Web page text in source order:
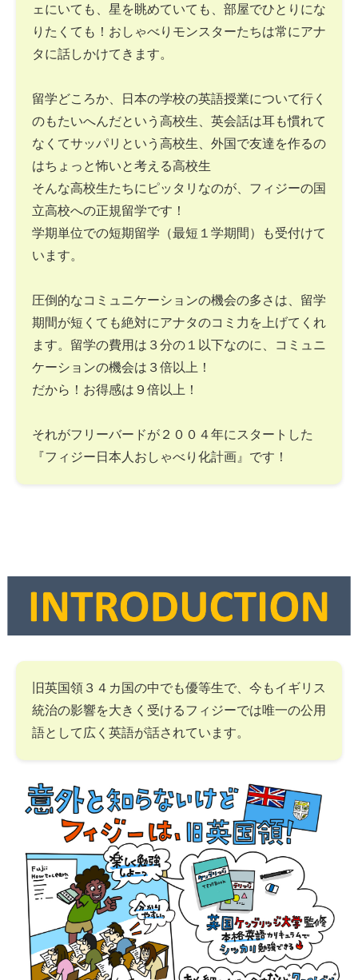
ェにいても、星を眺めていても、部屋でひとりにな
りたくても！おしゃべりモンスターたちは常にアナ
タに話しかけてきます。
留学どころか、日本の学校の英語授業について行く
のもたいへんだという高校生、英会話は耳も慣れて
なくてサッパリという高校生、外国で友達を作るの
はちょっと怖いと考える高校生
そんな高校生たちにピッタリなのが、フィジーの国
立高校への正規留学です！
学期単位での短期留学（最短１学期間）も受付けて
います。
圧倒的なコミュニケーションの機会の多さは、留学
期間が短くても絶対にアナタのコミ力を上げてくれ
ます。留学の費用は３分の１以下なのに、コミュニ
ケーションの機会は３倍以上！
だから！お得感は９倍以上！
それがフリーバードが２００４年にスタートした
『フィジー日本人おしゃべり化計画』です！
旧英国領３４カ国の中でも優等生で、今もイギリス
統治の影響を大きく受けるフィジーでは唯一の公用
語として広く英語が話されています。